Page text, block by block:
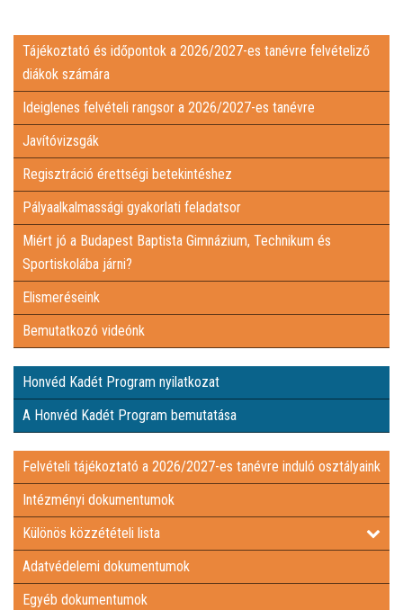
PÁLYAALKALMASSÁGI GYAKORLATI FELADATSOR
MIÉRT JÓ A BUDAPEST BAPTISTA GIMNÁZIUM, TECHNIKUM
ÉS SPORTISKOLÁBA JÁRNI?
ELISMERÉSEINK
BEMUTATKOZÓ VIDEÓNK
HONVÉD KADÉT PROGRAM NYILATKOZAT
A HONVÉD KADÉT PROGRAM BEMUTATÁSA
FELVÉTELI TÁJÉKOZTATÓ A 2026/2027-ES TANÉVRE INDULÓ
OSZTÁLYAINK
INTÉZMÉNYI DOKUMENTUMOK
KÜLÖNÖS KÖZZÉTÉTELI LISTA
ADATVÉDELEMI DOKUMENTUMOK
EGYÉB DOKUMENTUMOK
BIRKÓZÓ EDZŐ-SPORTSZERVEZŐ KÉPZÉS LETÖLTHETŐ
Tájékoztató és időpontok a 2026/2027-es tanévre felvételiző
diákok számára
Ideiglenes felvételi rangsor a 2026/2027-es tanévre
Javítóvizsgák
Regisztráció érettségi betekintéshez
Pályaalkalmassági gyakorlati feladatsor
Miért jó a Budapest Baptista Gimnázium, Technikum és
Sportiskolába járni?
Elismeréseink
Bemutatkozó videónk
Honvéd Kadét Program nyilatkozat
A Honvéd Kadét Program bemutatása
Felvételi tájékoztató a 2026/2027-es tanévre induló osztályaink
Intézményi dokumentumok
Különös közzétételi lista
Adatvédelemi dokumentumok
Egyéb dokumentumok